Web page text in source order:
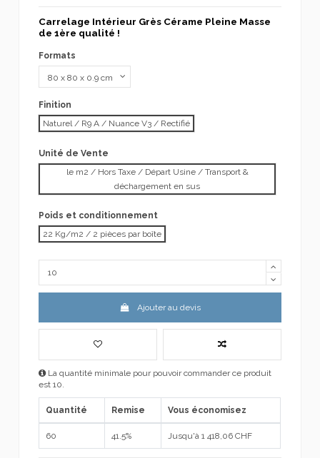
Carrelage Intérieur Grès Cérame Pleine Masse
de 1ère qualité !
Formats
Finition
Naturel / R9 A / Nuance V3 / Rectifié
Unité de Vente
le m2 / Hors Taxe / Départ Usine / Transport &
déchargement en sus
Poids et conditionnement
22 Kg/m2 / 2 pièces par boîte
Ajouter au devis
La quantité minimale pour pouvoir commander ce produit
est 10.
Quantité Remise Vous économisez
60 41.5% Jusqu'à 1 418,06 CHF